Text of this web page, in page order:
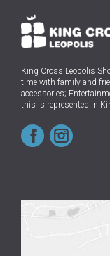
King Cross Leopolis
time with family and
accessories;
this is represented in